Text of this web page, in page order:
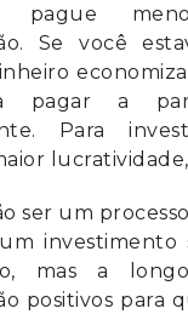
pague
Se você
pagar a
Para
ser um
investimento
mas a
positivos para